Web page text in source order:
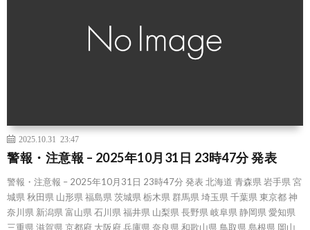
2025.10.31 23:47
警報・注意報 – 2025年10月31日 23時47分 発表
警報・注意報 – 2025年10月31日 23時47分 発表 北海道 青森県 岩手県 宮
城県 秋田県 山形県 福島県 茨城県 栃木県 群馬県 埼玉県 千葉県 東京都 神
奈川県 新潟県 富山県 石川県 福井県 山梨県 長野県 岐阜県 静岡県 愛知県
三重県 滋賀県 京都府 大阪府 兵庫県 奈良県 和歌山県 鳥取県 島根県 岡山